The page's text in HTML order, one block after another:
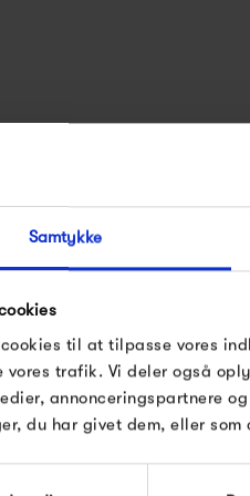
Samtykke
til at tilpasse vores
vores trafik. Vi deler også
annonceringspartnere
du har givet dem, eller
alle varer fra Bongusta